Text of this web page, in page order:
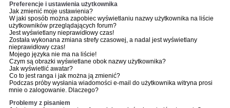
Preferencje i ustawienia użytkownika
Jak zmienić moje ustawienia?
W jaki sposób można zapobiec wyświetlaniu nazwy użytkownika na liście
użytkowników przeglądających forum?
Jest wyświetlany nieprawidłowy czas!
Została wykonana zmiana strefy czasowej, a nadal jest wyświetlany
nieprawidłowy czas!
Mojego języka nie ma na liście!
Czym są obrazki wyświetlane obok nazwy użytkownika?
Jak wyświetlić awatar?
Co to jest ranga i jak można ją zmienić?
Podczas próby wysłania wiadomości e-mail do użytkownika witryna prosi
mnie o zalogowanie. Dlaczego?
Problemy z pisaniem